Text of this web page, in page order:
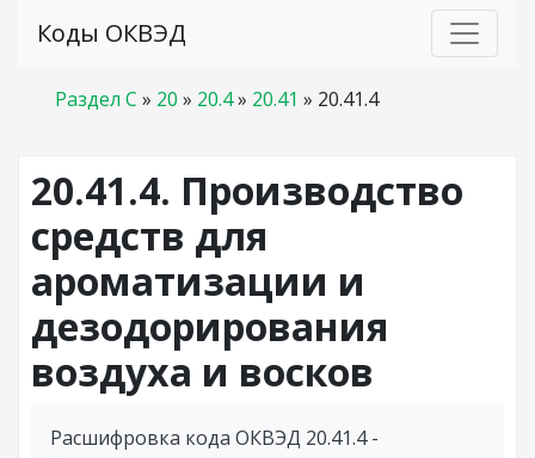
Коды ОКВЭД
Раздел C » 20 » 20.4» 20.41 » 20.41.4
20.41.4. Производство
средств для
ароматизации и
дезодорирования
воздуха и восков
Расшифровка кода ОКВЭД 20.41.4 -